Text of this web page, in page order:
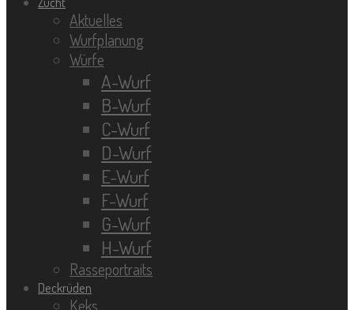
Aktuelles
Wurfplanung
Würfe
A-Wurf
B-Wurf
C-Wurf
D-Wurf
E-Wurf
F-Wurf
G-Wurf
H-Wurf
Rasseportraits
Deckrüden
Keks